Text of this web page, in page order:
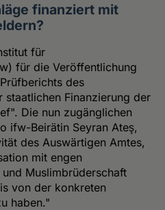
finanziert mit
für
für die Veröffentlichung
des
staatlichen Finanzierung der
Die nun zugänglichen
ifw-Beirätin Seyran Ateş,
des Auswärtigen Amtes,
mit engen
Muslimbrüderschaft
von der konkreten
haben."